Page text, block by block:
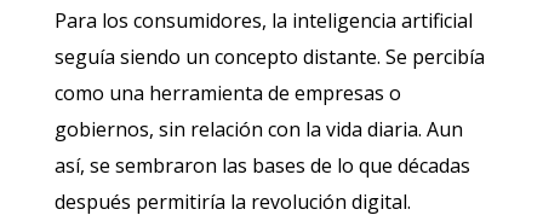
Para los consumidores, la inteligencia artificial
seguía siendo un concepto distante. Se percibía
como una herramienta de empresas o
gobiernos, sin relación con la vida diaria. Aun
así, se sembraron las bases de lo que décadas
después permitiría la revolución digital.